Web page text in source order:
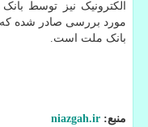
الکترونیک نیز توسط
مورد بررسی صادر شده
بانک ملت است.
منبع: niazgah.ir